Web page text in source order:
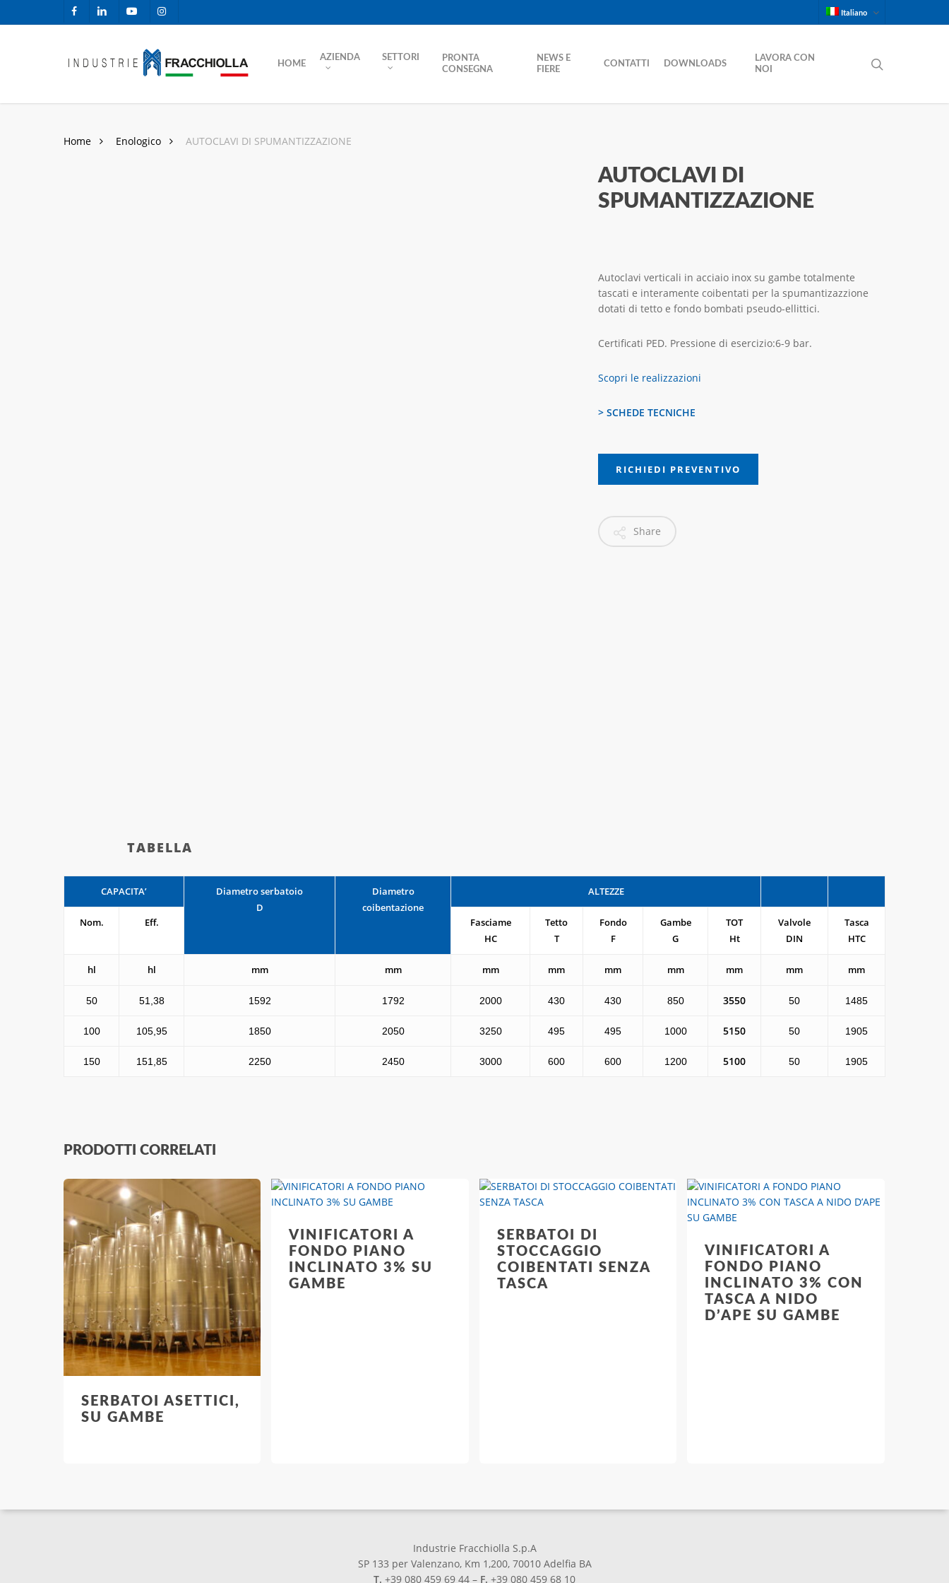
to
facebooklinkedin youtube instagram Italiano
HOME
AZIENDA SETTORI
PRONTA
CONSEGNA
NEWS E
FIERE
CONTATTI DOWNLOADS
LAVORA CON
NOI
Home Enologico AUTOCLAVI DI SPUMANTIZZAZIONE
AUTOCLAVI DI
SPUMANTIZZAZIONE
Autoclavi verticali in acciaio inox su gambe totalmente
tascati e interamente coibentati per la spumantizazzione
dotati di tetto e fondo bombati pseudo-ellittici.
Certificati PED. Pressione di esercizio:6-9 bar.
Scopri le realizzazioni
> SCHEDE TECNICHE
RICHIEDI PREVENTIVO
Share
TABELLA
CAPACITA’
Diametro serbatoio
D
Diametro
coibentazione
ALTEZZE
Nom. Eff.
Fasciame
HC
Tetto
T
Fondo
F
Gambe
G
TOT
Ht
Valvole
DIN
Tasca
HTC
hl hl mm mm mm mm mm mm mm mm mm
50 51,38 1592 1792 2000 430 430 850 3550 50 1485
100 105,95 1850 2050 3250 495 495 1000 5150 50 1905
150 151,85 2250 2450 3000 600 600 1200 5100 50 1905
PRODOTTI CORRELATI
SERBATOI ASETTICI,
SU GAMBE
VINIFICATORI A
FONDO PIANO
INCLINATO 3% SU
GAMBE
SERBATOI DI
STOCCAGGIO
COIBENTATI SENZA
TASCA
VINIFICATORI A
FONDO PIANO
INCLINATO 3% CON
TASCA A NIDO
D’APE SU GAMBE
Industrie Fracchiolla S.p.A
SP 133 per Valenzano, Km 1,200, 70010 Adelfia BA
T. +39 080 459 69 44 – F. +39 080 459 68 10